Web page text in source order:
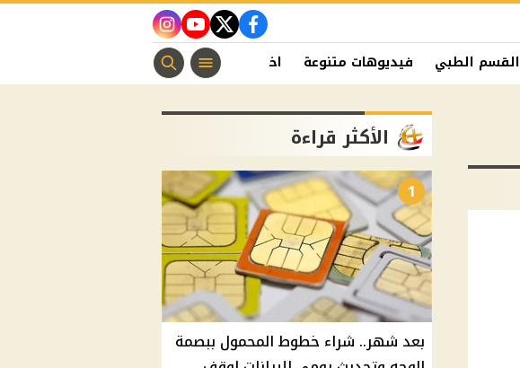
facebook
twitter
youtube
instagram
القسم الطبي فيديوهات متنوعة اخبار الفن منوعات مسيحية
الأكثر قراءة
1
بعد شهر.. شراء خطوط المحمول ببصمة